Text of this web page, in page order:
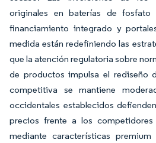
originales en baterías de
financiamiento integrado y
medida están redefiniendo las
que la atención regulatoria sobre
de productos impulsa el rediseño
competitiva se mantiene
occidentales establecidos
precios frente a los
mediante características